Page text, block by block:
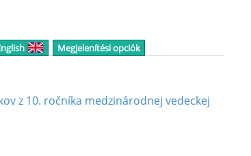
Megjelenítési opciók
z 10. ročníka medzinárodnej vedeckej